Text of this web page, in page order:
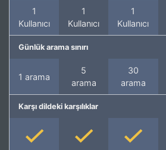
1
Kullanıcı
1
Kullanıcı
1
Kullanıcı
Günlük arama sınırı
1 arama
5
arama
30
arama
Karşı dildeki karşılıklar